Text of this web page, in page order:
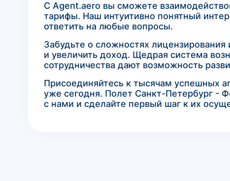
С Agent.aero вы сможете
тарифы. Наш интуитивно понятный
ответить на любые вопросы.
Забудьте о сложностях
и увеличить доход. Щедрая система
сотрудничества дают возможность
Присоединяйтесь к тысячам успешных
уже сегодня. Полет Санкт-Петербург -
с нами и сделайте первый шаг к их